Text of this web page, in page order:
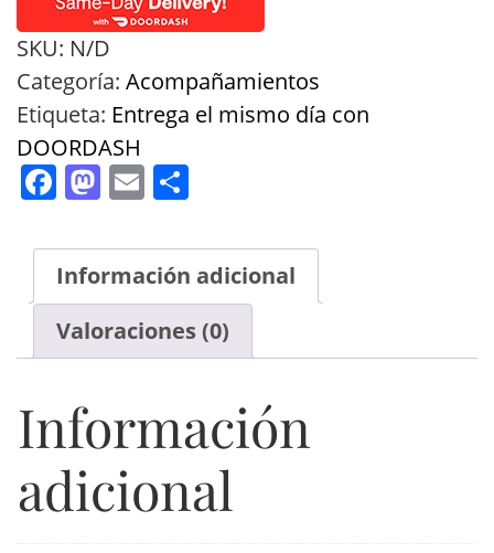
SKU: N/D
Categoría: Acompañamientos
Etiqueta: Entrega el mismo día con
DOORDASH
Facebook
Mastodon
Email
Información adicional
Valoraciones (0)
Información
adicional